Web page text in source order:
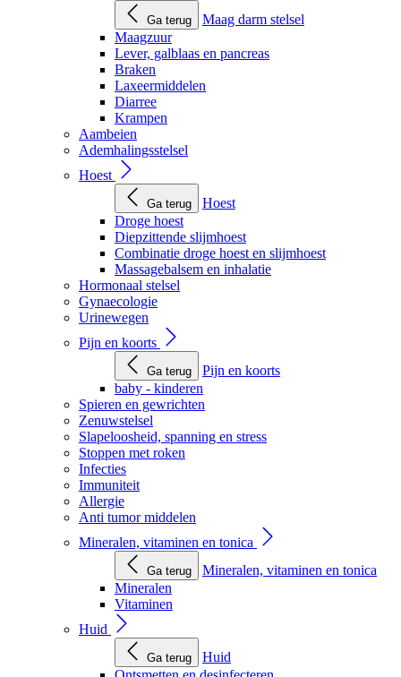
Ga terug
Maag darm stelsel
Maagzuur
Lever, galblaas en pancreas
Braken
Laxeermiddelen
Diarree
Krampen
Aambeien
Ademhalingsstelsel
Hoest
Ga terug
Hoest
Droge hoest
Diepzittende slijmhoest
Combinatie droge hoest en slijmhoest
Massagebalsem en inhalatie
Hormonaal stelsel
Gynaecologie
Urinewegen
Pijn en koorts
Ga terug
Pijn en koorts
baby - kinderen
Spieren en gewrichten
Zenuwstelsel
Slapeloosheid, spanning en stress
Stoppen met roken
Infecties
Immuniteit
Allergie
Anti tumor middelen
Mineralen, vitaminen en tonica
Ga terug
Mineralen, vitaminen en tonica
Mineralen
Vitaminen
Huid
Ga terug
Huid